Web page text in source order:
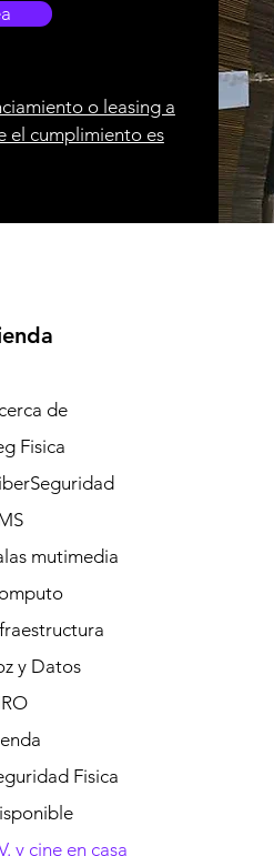
o leasing a
el cumplimiento es
de
Fisica
mutimedia
y Datos
Fisica
y cine en casa